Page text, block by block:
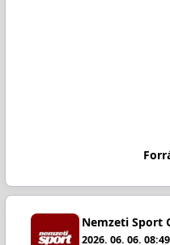
Nemzeti Sport
2026. 06. 06. 08:49